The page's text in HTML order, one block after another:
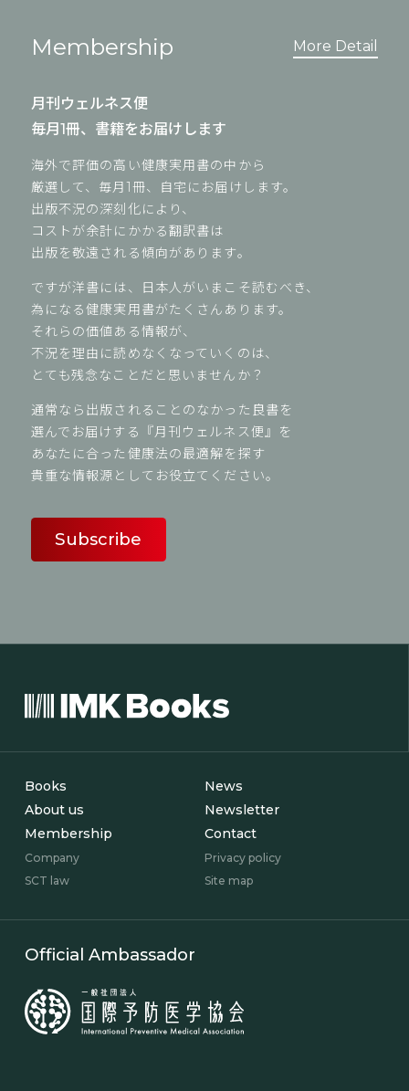
Membership More Detail
月刊ウェルネス便
毎月1冊、書籍をお届けします
海外で評価の高い健康実用書の中から
厳選して、毎月1冊、自宅にお届けします。
出版不況の深刻化により、
コストが余計にかかる翻訳書は
出版を敬遠される傾向があります。
ですが洋書には、日本人がいまこそ読むべき、
為になる健康実用書がたくさんあります。
それらの価値ある情報が、
不況を理由に読めなくなっていくのは、
とても残念なことだと思いませんか？
通常なら出版されることのなかった良書を
選んでお届けする『月刊ウェルネス便』を
あなたに合った健康法の最適解を探す
貴重な情報源としてお役立てください。
Subscribe
Books
News
About us
Newsletter
Membership
Contact
Company
Privacy policy
SCT law
Site map
Official Ambassador